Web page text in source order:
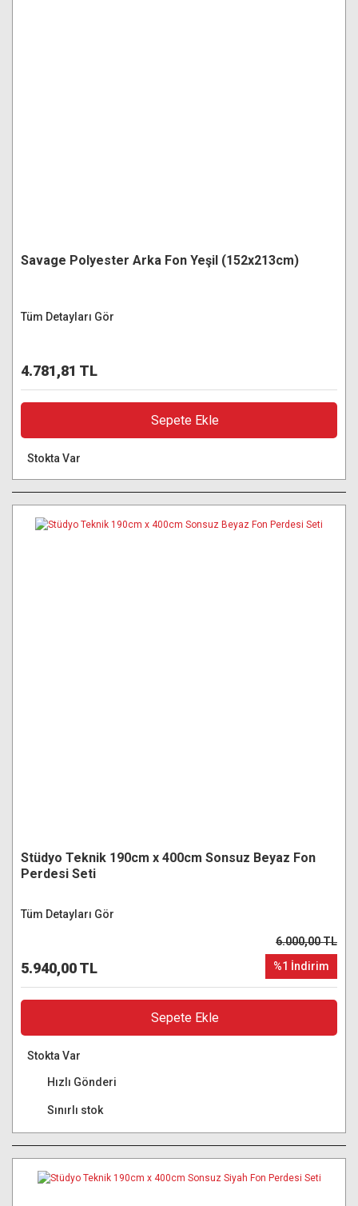
Savage Polyester Arka Fon Yeşil (152x213cm)
Tüm Detayları Gör
4.781,81 TL
Sepete Ekle
Stokta Var
Stüdyo Teknik 190cm x 400cm Sonsuz Beyaz Fon
Perdesi Seti
Tüm Detayları Gör
5.940,00 TL
6.000,00 TL
%1 İndirim
Sepete Ekle
Stokta Var
Hızlı Gönderi
Sınırlı stok